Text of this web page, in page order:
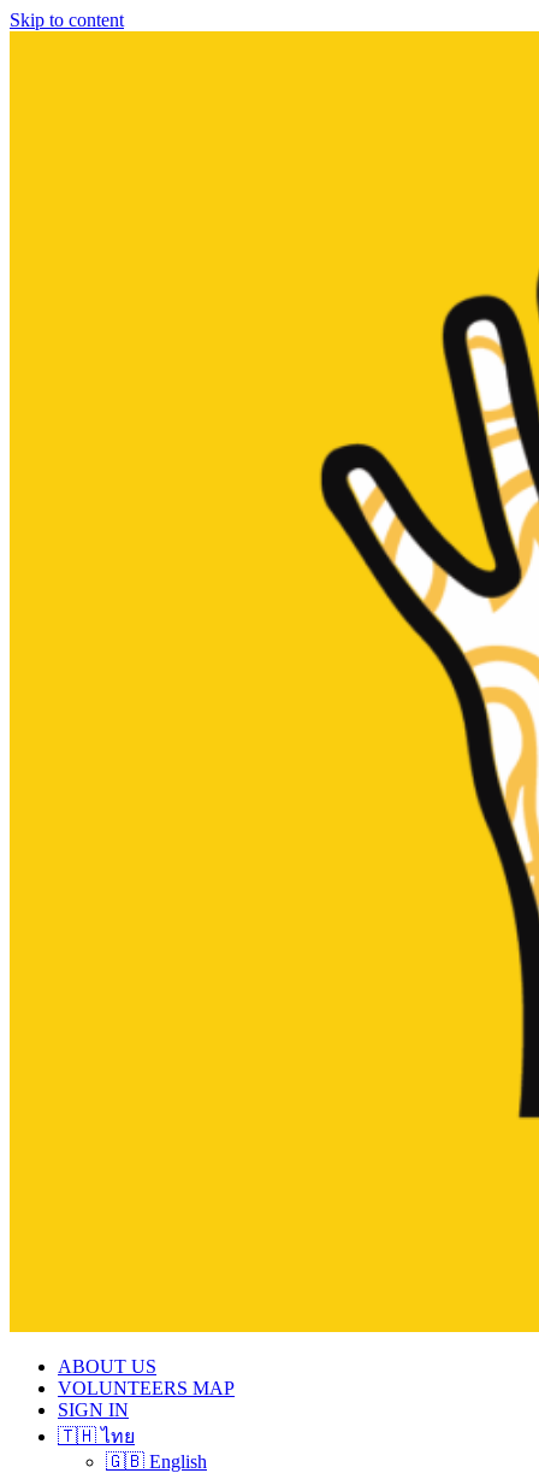
Skip to content
ABOUT US
VOLUNTEERS MAP
SIGN IN
🇹🇭 ไทย
🇬🇧 English